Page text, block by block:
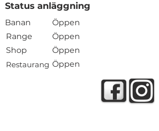
Status anläggning
Banan
Range
Shop
Restaurang
Öppen
Öppen
Öppen
Öppen